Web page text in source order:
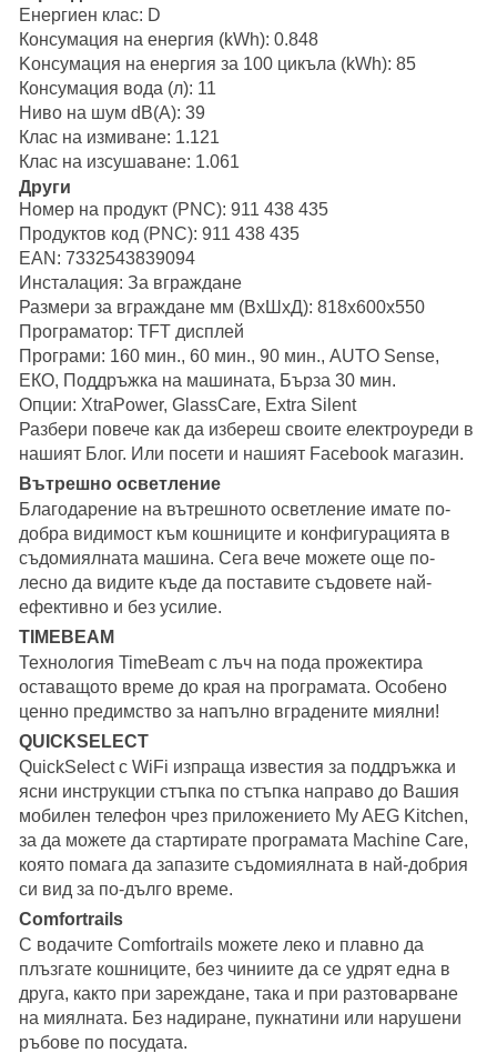
Енергиен клас: D
Консумация на енергия (kWh): 0.848
Kонсумация на енергия за 100 цикъла (kWh): 85
Консумация вода (л): 11
Ниво на шум dB(A): 39
Клас на измиване: 1.121
Клас на изсушаване: 1.061
Други
Номер на продукт (PNC): 911 438 435
Продуктов код (PNC): 911 438 435
EAN: 7332543839094
Инсталация: За вграждане
Размери за вграждане мм (ВхШхД): 818x600x550
Програматор: TFT дисплей
Програми: 160 мин., 60 мин., 90 мин., AUTO Sense,
ЕКО, Поддръжка на машината, Бърза 30 мин.
Опции: XtraPower, GlassCare, Extra Silent
Разбери повече как да избереш своите електроуреди в
нашият Блог. Или посети и нашият Facebook магазин.
Вътрешно осветление
Благодарение на вътрешното осветление имате по-
добра видимост към кошниците и конфигурацията в
съдомиялната машина. Сега вече можете още по-
лесно да видите къде да поставите съдовете най-
ефективно и без усилие.
TIMEBEAM
Технология TimeBeam с лъч на пода прожектира
оставащото време до края на програмата. Особено
ценно предимство за напълно вградените миялни!
QUICKSELECT
QuickSelect с WiFi изпраща известия за поддръжка и
ясни инструкции стъпка по стъпка направо до Вашия
мобилен телефон чрез приложението My AEG Kitchen,
за да можете да стартирате програмата Machine Care,
която помага да запазите съдомиялната в най-добрия
си вид за по-дълго време.
Comfortrails
С водачите Comfortrails можете леко и плавно да
плъзгате кошниците, без чиниите да се удрят една в
друга, както при зареждане, така и при разтоварване
на миялната. Без надиране, пукнатини или нарушени
ръбове по посудата.